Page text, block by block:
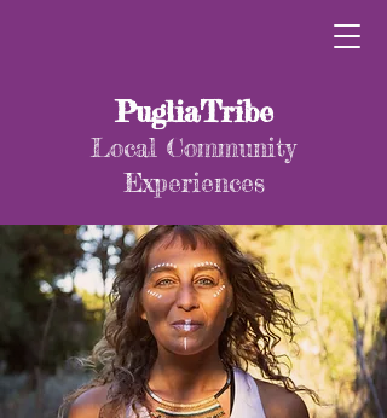
PugliaTribe
Local Community
Experiences